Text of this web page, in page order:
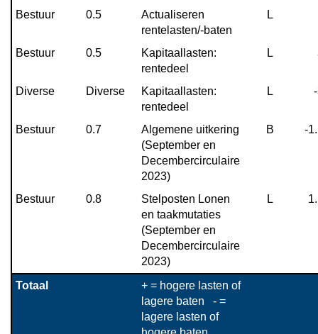
Bestuur 0.5
Actualiseren
rentelasten/-baten
L
Bestuur 0.5
Kapitaallasten:
rentedeel
L
Diverse Diverse
Kapitaallasten:
rentedeel
L
Bestuur 0.7
Algemene uitkering
(September en
Decembercirculaire
2023)
B -
Bestuur 0.8
Stelposten Lonen
en taakmutaties
(September en
Decembercirculaire
2023)
L
Totaal
+ = hogere lasten of
lagere baten   - =
lagere lasten of